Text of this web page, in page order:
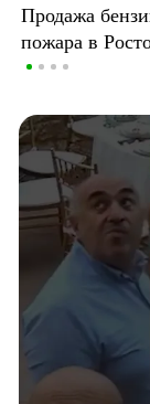
Продажа
пожара в